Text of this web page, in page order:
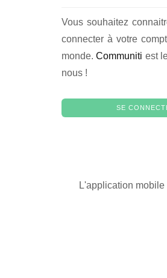
Vous souhaitez
connecter à votre
monde.Communiti est
nous !
SE
L'application